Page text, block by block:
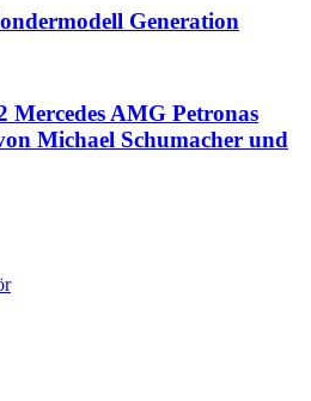
Generation
Mercedes AMG Petronas
Michael Schumacher und